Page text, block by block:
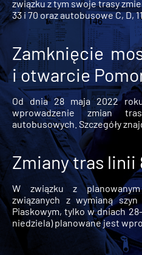
związku z tym swoje trasy
33 i 70 oraz autobusowe C, D,
Zamknięcie
i otwarcie
Od dnia 28 maja 2022
wprowadzenie zmian
autobusowych. Szczegóły
Zmiany tras linii
W związku z
związanych z wymianą
Piaskowym, tylko w dniach
niedziela) planowane jest